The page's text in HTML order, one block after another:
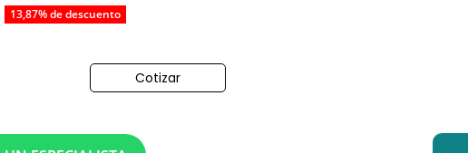
13,87% de descuento
Cotizar